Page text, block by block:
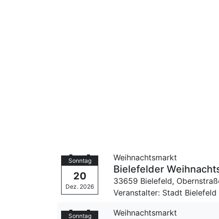
Sonntag
20
Dez. 2026
Weihnachtsmarkt
Bielefelder
33659 Bielefeld,
Veranstalter: Stadt Bielefeld
Sonntag Weihnachtsmarkt